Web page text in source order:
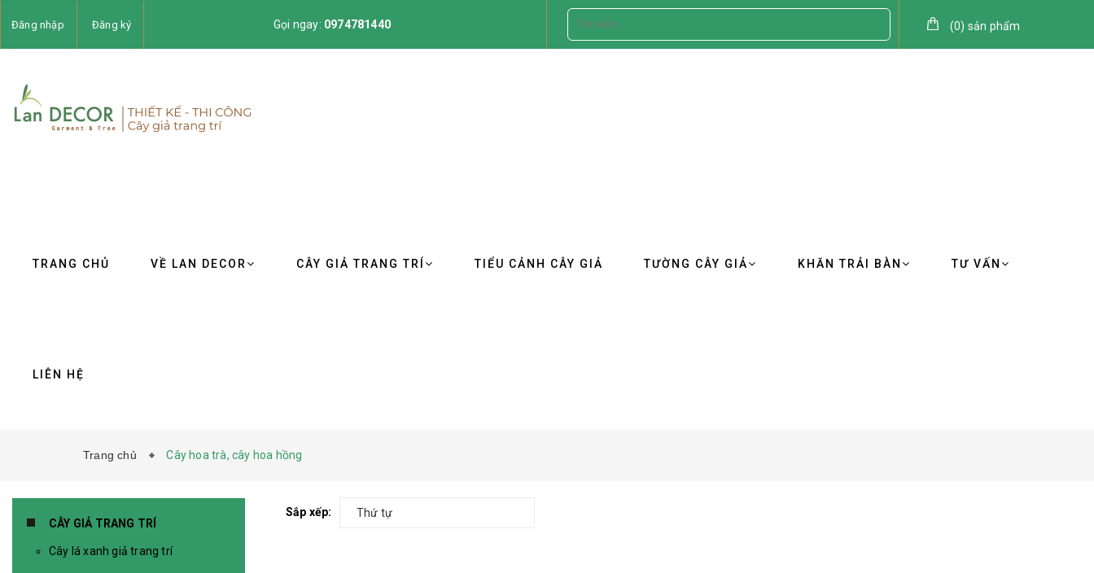
Đăng nhập Đăng ký Gọi ngay: 0974781440 (0) sản phẩm
TRANG CHỦ VỀ LAN DECOR CÂY GIẢ TRANG TRÍ TIỂU CẢNH CÂY GIẢ TƯỜNG CÂY GIẢ KHĂN TRẢI BÀN TƯ VẤN
LIÊN HỆ
Trang chủ Cây hoa trà, cây hoa hồng
CÂY GIẢ TRANG TRÍ
Cây lá xanh giả trang trí
Sắp xếp: Thứ tự